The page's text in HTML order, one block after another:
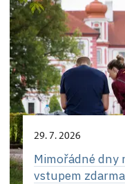
29. 7. 2026
Mimořádné dny
vstupem zdarma